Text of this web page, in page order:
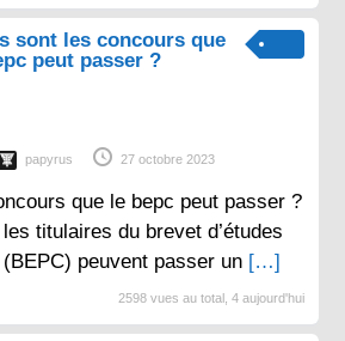
sont les concours que
peut passer ?
papyrus 27 octobre 2023
que le bepc peut passer ?
titulaires du brevet d’études
peuvent passer un […]
2598 vues au total, 4 aujourd'hui